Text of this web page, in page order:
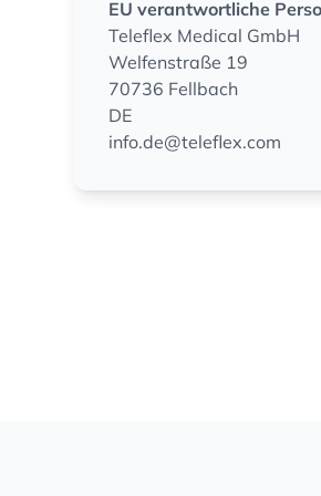
EU verantwortliche
Teleflex Medical GmbH
Welfenstraße 19
70736 Fellbach
DE
info.de@teleflex.com